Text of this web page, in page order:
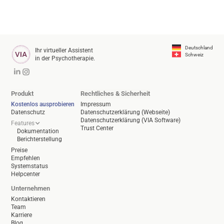
Ihr virtueller Assistent
in der Psychotherapie.
Deutschland
Schweiz
Produkt
Kostenlos ausprobieren
Datenschutz
Features
Dokumentation
Berichterstellung
Preise
Empfehlen
Systemstatus
Helpcenter
Rechtliches & Sicherheit
Impressum
Datenschutzerklärung (Webseite)
Datenschutzerklärung (VIA Software)
Trust Center
Unternehmen
Kontaktieren
Team
Karriere